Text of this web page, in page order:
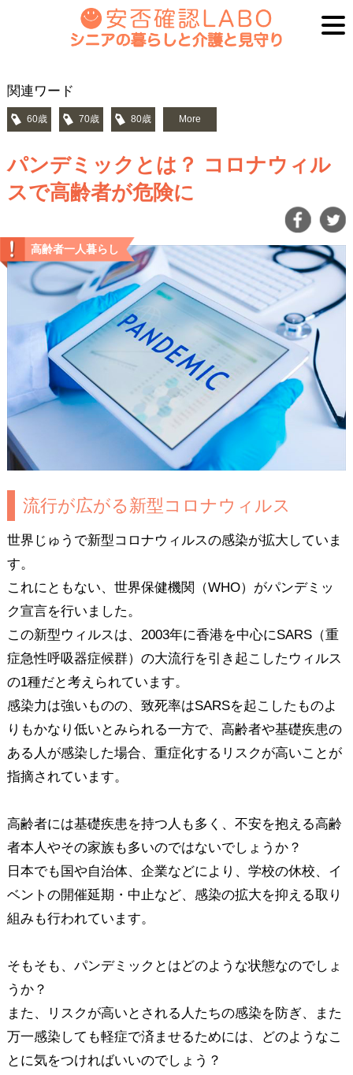
関連ワード
60歳 70歳 80歳 More
パンデミックとは？ コロナウィル
スで高齢者が危険に
高齢者一人暮らし
流行が広がる新型コロナウィルス
世界じゅうで新型コロナウィルスの感染が拡大していま
す。
これにともない、世界保健機関（WHO）がパンデミッ
ク宣言を行いました。
この新型ウィルスは、2003年に香港を中心にSARS（重
症急性呼吸器症候群）の大流行を引き起こしたウィルス
の1種だと考えられています。
感染力は強いものの、致死率はSARSを起こしたものよ
りもかなり低いとみられる一方で、高齢者や基礎疾患の
ある人が感染した場合、重症化するリスクが高いことが
指摘されています。
高齢者には基礎疾患を持つ人も多く、不安を抱える高齢
者本人やその家族も多いのではないでしょうか？
日本でも国や自治体、企業などにより、学校の休校、イ
ベントの開催延期・中止など、感染の拡大を抑える取り
組みも行われています。
そもそも、パンデミックとはどのような状態なのでしょ
うか？
また、リスクが高いとされる人たちの感染を防ぎ、また
万一感染しても軽症で済ませるためには、どのようなこ
とに気をつければいいのでしょう？